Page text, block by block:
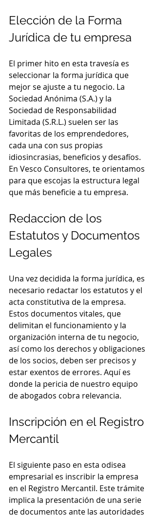
Elección de la Forma
Jurídica de tu empresa
El primer hito en esta travesía es
seleccionar la forma jurídica que
mejor se ajuste a tu negocio. La
Sociedad Anónima (S.A.) y la
Sociedad de Responsabilidad
Limitada (S.R.L.) suelen ser las
favoritas de los emprendedores,
cada una con sus propias
idiosincrasias, beneficios y desafíos.
En Vesco Consultores, te orientamos
para que escojas la estructura legal
que más beneficie a tu empresa.
Redaccion de los
Estatutos y Documentos
Legales
Una vez decidida la forma jurídica, es
necesario redactar los estatutos y el
acta constitutiva de la empresa.
Estos documentos vitales, que
delimitan el funcionamiento y la
organización interna de tu negocio,
así como los derechos y obligaciones
de los socios, deben ser precisos y
estar exentos de errores. Aquí es
donde la pericia de nuestro equipo
de abogados cobra relevancia.
Inscripción en el Registro
Mercantil
El siguiente paso en esta odisea
empresarial es inscribir la empresa
en el Registro Mercantil. Este trámite
implica la presentación de una serie
de documentos ante las autoridades